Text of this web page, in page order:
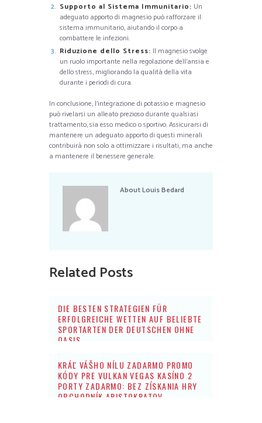
Supporto al Sistema Immunitario: Un
adeguato apporto di magnesio può rafforzare il
sistema immunitario, aiutando il corpo a
combattere le infezioni.
Riduzione dello Stress: Il magnesio svolge
un ruolo importante nella regolazione dell’ansia e
dello stress, migliorando la qualità della vita
durante i periodi di cura.
In conclusione, l’integrazione di potassio e magnesio
può rivelarsi un alleato prezioso durante qualsiasi
trattamento, sia esso medico o sportivo. Assicurarsi di
mantenere un adeguato apporto di questi minerali
contribuirà non solo a ottimizzare i risultati, ma anche
a mantenere il benessere generale.
AboutLouis Bedard
Related Posts
DIE BESTEN STRATEGIEN FÜR
ERFOLGREICHE WETTEN AUF BELIEBTE
SPORTARTEN DER DEUTSCHEN OHNE
OASIS
KRÁĽ VÁŠHO NÍLU ZADARMO PROMO
KÓDY PRE VULKAN VEGAS KASÍNO 2
PORTY ZADARMO: BEZ ZÍSKANIA HRY
OBCHODNÍK ARISTOKRATOV